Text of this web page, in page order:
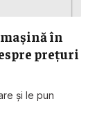
în
prețuri
și le pun